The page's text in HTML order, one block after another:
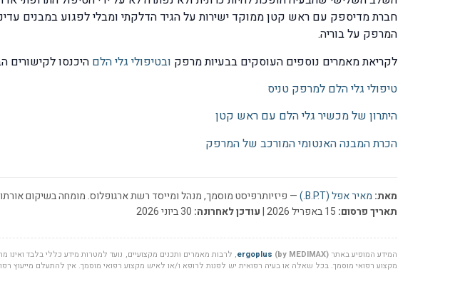
חברת מדיספק עם ראש קטן ממוקד ישירות על הגיד הדלקתי ומבלי לפגוע במבנים
המרפק על בוריה.
לקריאת מאמרים נוספים העוסקים בבעיות מרפק ובטיפולי גלי הלם היכנסו לקישורים
טיפולי גלי הלם למרפק טניס
היתרון של מכשיר גלי הלם עם ראש קטן
הכרת המבנה האנטומי המורכב של המרפק
מאת: מאיר אפל (B.P.T.)
— פיזיותרפיסט מוסמך, מנהל ומייסד רשת ארגופלוס. מומחה בשיקום
תאריך פרסום:
עודכן לאחרונה:
המידע המופיע באתר ergoplus (by MEDIMAX)
, לרבות מאמרים ותכנים מקצועיים, נועד למטרות מידע כללי בלבד ואינו
מקצוע רפואי מוסמך. בכל שאלה או בעיה רפואית יש לפנות לרופא ו/או לאיש מקצוע רפואי מוסמך. אין להתעלם מייעוץ